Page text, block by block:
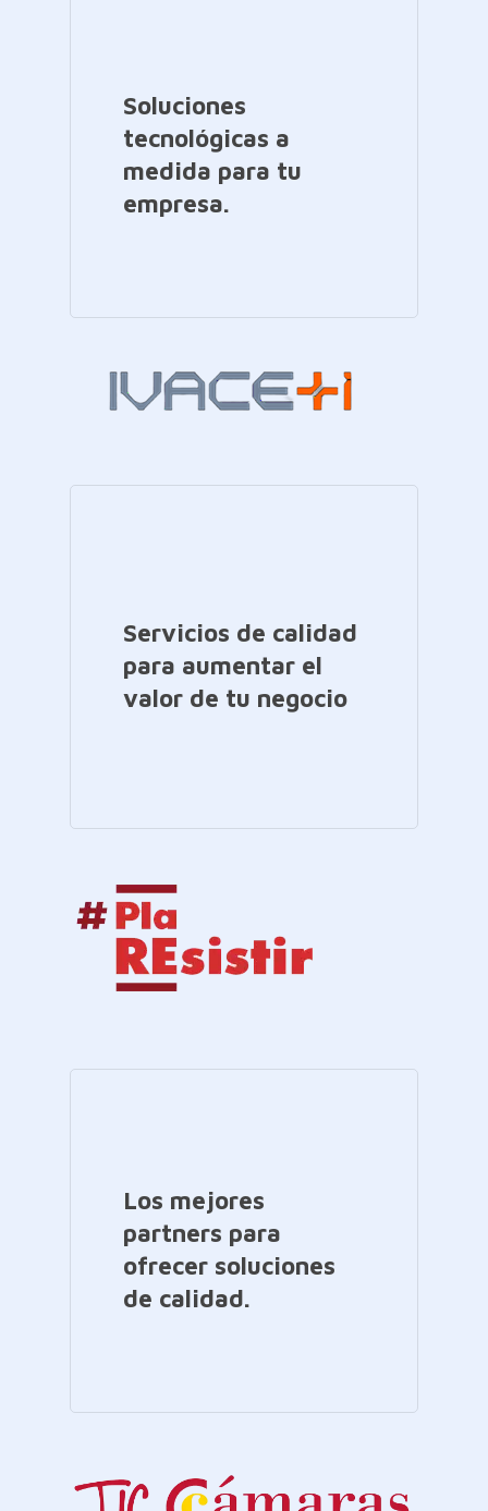
Soluciones
tecnológicas a
medida para tu
empresa.
Servicios de calidad
para aumentar el
valor de tu negocio
Los mejores
partners para
ofrecer soluciones
de calidad.